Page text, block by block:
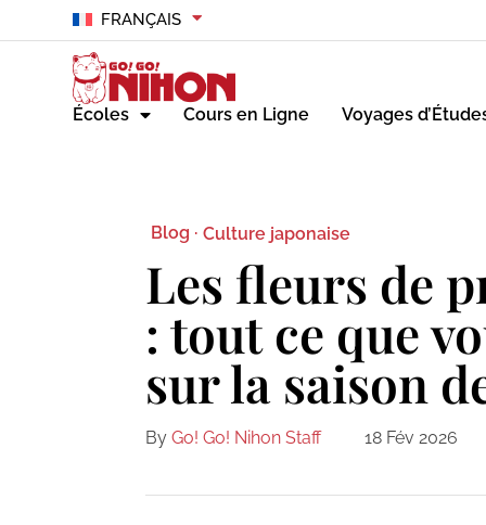
FRANÇAIS
Écoles Cours en Ligne Voyages
Blog · Culture japonaise
Les fleurs de
: tout ce que
sur la saison
By Go! Go! Nihon Staff 18 Fév 2026